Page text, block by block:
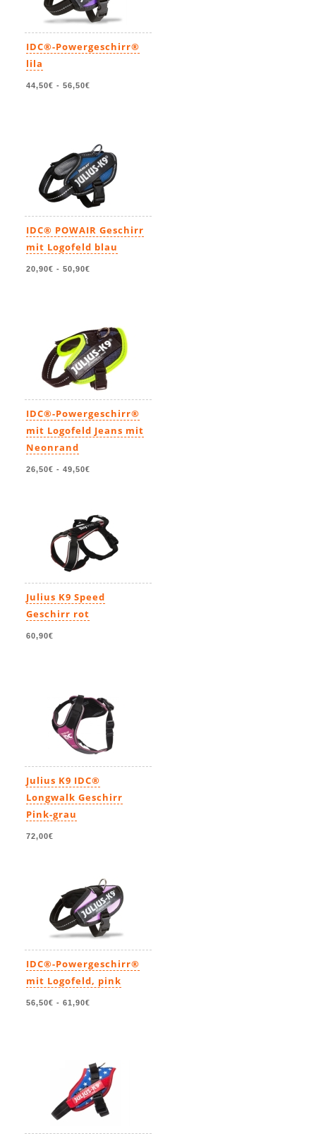
IDC®-Powergeschirr®
lila
44,50€ - 56,50€
IDC® POWAIR Geschirr
mit Logofeld blau
20,90€ - 50,90€
IDC®-Powergeschirr®
mit Logofeld Jeans mit
Neonrand
26,50€ - 49,50€
Julius K9 Speed
Geschirr rot
60,90€
Julius K9 IDC®
Longwalk Geschirr
Pink-grau
72,00€
IDC®-Powergeschirr®
mit Logofeld, pink
56,50€ - 61,90€